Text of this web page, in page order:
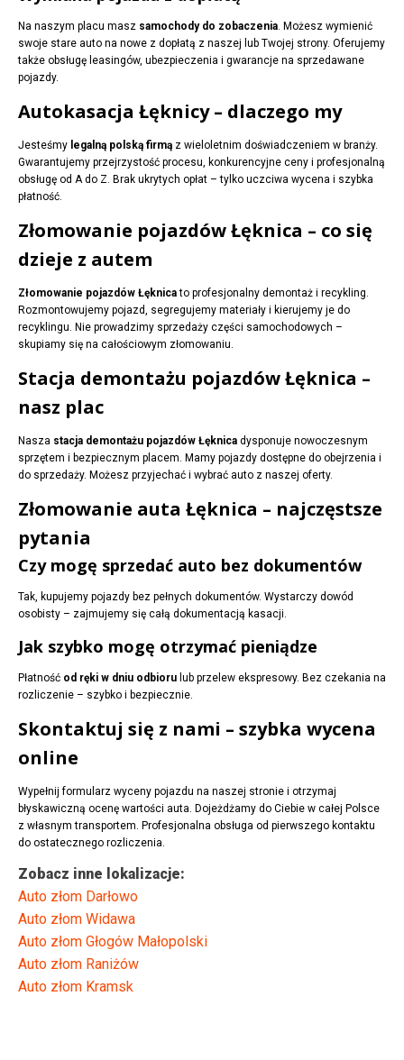
Na naszym placu masz samochody do zobaczenia. Możesz wymienić
swoje stare auto na nowe z dopłatą z naszej lub Twojej strony. Oferujemy
także obsługę leasingów, ubezpieczenia i gwarancje na sprzedawane
pojazdy.
Autokasacja Łęknicy – dlaczego my
Jesteśmy legalną polską firmą z wieloletnim doświadczeniem w branży.
Gwarantujemy przejrzystość procesu, konkurencyjne ceny i profesjonalną
obsługę od A do Z. Brak ukrytych opłat – tylko uczciwa wycena i szybka
płatność.
Złomowanie pojazdów Łęknica – co się
dzieje z autem
Złomowanie pojazdów Łęknicato profesjonalny demontaż i recykling.
Rozmontowujemy pojazd, segregujemy materiały i kierujemy je do
recyklingu. Nie prowadzimy sprzedaży części samochodowych –
skupiamy się na całościowym złomowaniu.
Stacja demontażu pojazdów Łęknica –
nasz plac
Nasza stacja demontażu pojazdów Łęknica dysponuje nowoczesnym
sprzętem i bezpiecznym placem. Mamy pojazdy dostępne do obejrzenia i
do sprzedaży. Możesz przyjechać i wybrać auto z naszej oferty.
Złomowanie auta Łęknica – najczęstsze
pytania
Czy mogę sprzedać auto bez dokumentów
Tak, kupujemy pojazdy bez pełnych dokumentów. Wystarczy dowód
osobisty – zajmujemy się całą dokumentacją kasacji.
Jak szybko mogę otrzymać pieniądze
Płatność od ręki w dniu odbioru lub przelew ekspresowy. Bez czekania na
rozliczenie – szybko i bezpiecznie.
Skontaktuj się z nami – szybka wycena
online
Wypełnij formularz wyceny pojazdu na naszej stronie i otrzymaj
błyskawiczną ocenę wartości auta. Dojeżdżamy do Ciebie w całej Polsce
z własnym transportem. Profesjonalna obsługa od pierwszego kontaktu
do ostatecznego rozliczenia.
Zobacz inne lokalizacje:
Auto złom Darłowo
Auto złom Widawa
Auto złom Głogów Małopolski
Auto złom Raniżów
Auto złom Kramsk